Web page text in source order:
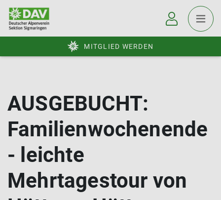
MITGLIED WERDEN
AUSGEBUCHT:
Familienwochenende
- leichte
Mehrtagestour von